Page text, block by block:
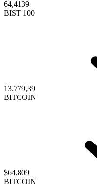
64,4139
BIST 100
13.779,39
BITCOIN
$64.809
BITCOIN